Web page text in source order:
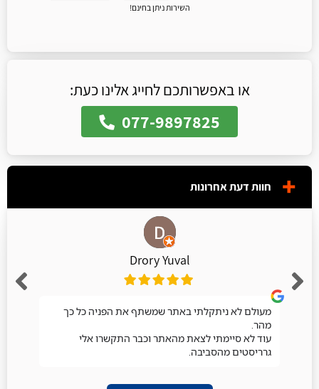
השירות ניתן בחינם!
או באפשרותכם לחייג אלינו כעת:
077-9897825
חוות דעת אחרונות
Drory Yuval
מעולם לא ניתקלתי באתר שמשתף את הפניה כל כך
מהר.
עוד לא סיימתי לצאת מהאתר וכבר התקשרו אלי
גרריסטים מהסביבה.